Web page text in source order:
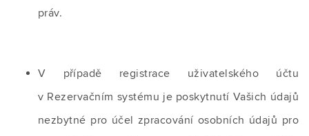
práv.
V případě registrace uživatelského účtu
v Rezervačním systému je poskytnutí Vašich údajů
nezbytné pro účel zpracování osobních údajů pro